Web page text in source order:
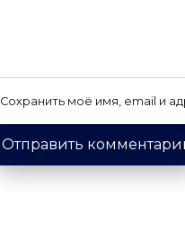
Сохранить моё имя, email и